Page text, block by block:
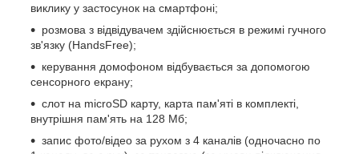
виклику у застосунок на смартфоні;
розмова з відвідувачем здійснюється в режимі гучного
зв'язку (HandsFree);
керування домофоном відбувається за допомогою
сенсорного екрану;
слот на microSD карту, карта пам'яті в комплекті,
внутрішня пам'ять на 128 Мб;
запис фото/відео за рухом з 4 каналів (одночасно по